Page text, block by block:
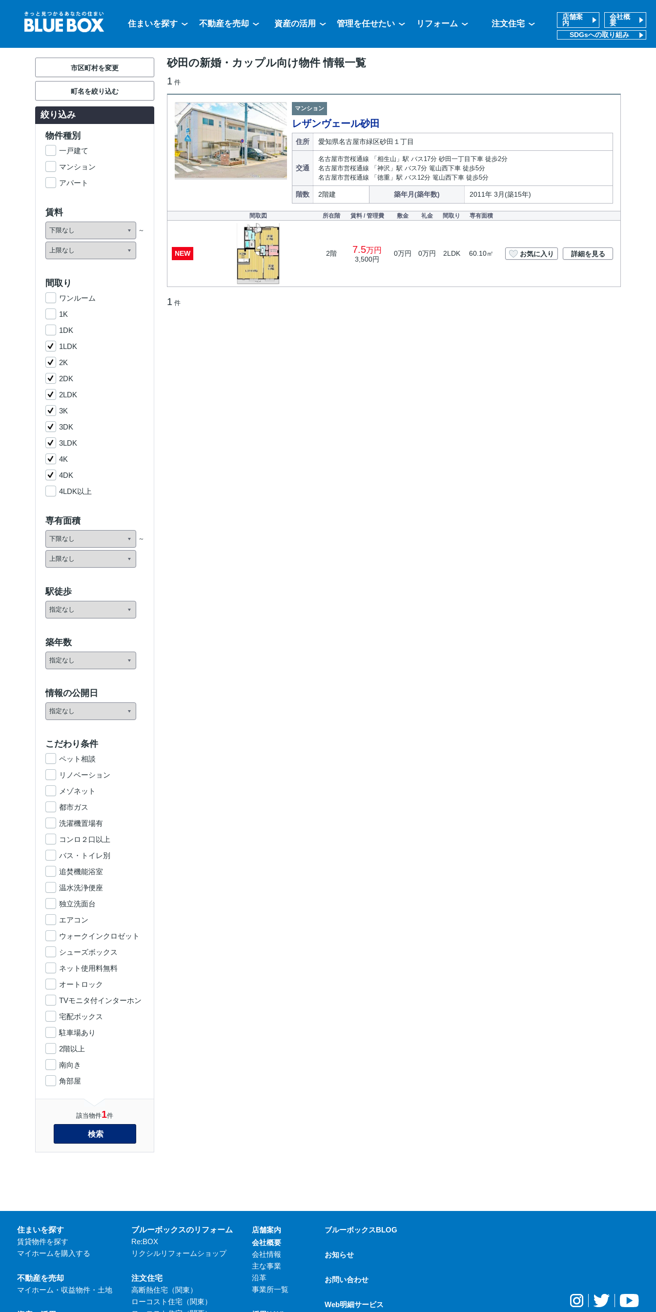
住まいを探す 不動産を売却 資産の活用 管理を任せたい リフォーム 注文住宅
店舗案
内
会社概
要
SDGsへの取り組み
砂田の新婚・カップル向け物件 情報一覧
1 件
マンション
レザンヴェール砂田
住所 愛知県名古屋市緑区砂田１丁目
交通
名古屋市営桜通線 「相生山」駅 バス17分 砂田一丁目下車 徒歩2分
名古屋市営桜通線 「神沢」駅 バス7分 篭山西下車 徒歩5分
名古屋市営桜通線 「徳重」駅 バス12分 篭山西下車 徒歩5分
階数 2階建 築年月(築年数) 2011年 3月(築15年)
間取図 所在階 賃料 / 管理費 敷金 礼金 間取り 専有面積
NEW 2階 7.5万円
3,500円
0万円 0万円 2LDK 60.10㎡ お気に入り 詳細を見る
1 件
市区町村を変更
町名を絞り込む
絞り込み
物件種別
一戸建て
マンション
アパート
賃料
間取り
ワンルーム
1K
1DK
1LDK
2K
2DK
2LDK
3K
3DK
3LDK
4K
4DK
4LDK以上
専有面積
駅徒歩
築年数
情報の公開日
こだわり条件
ペット相談
リノベーション
メゾネット
都市ガス
洗濯機置場有
コンロ２口以上
バス・トイレ別
追焚機能浴室
温水洗浄便座
独立洗面台
エアコン
ウォークインクロゼット
シューズボックス
ネット使用料無料
オートロック
TVモニタ付インターホン
宅配ボックス
駐車場あり
2階以上
南向き
角部屋
該当物件1件
検索
住まいを探す
賃貸物件を探す
マイホームを購入する
不動産を売却
マイホーム・収益物件・土地
ブルーボックスのリフォーム
Re:BOX
リクシルリフォームショップ
注文住宅
高断熱住宅（関東）
ローコスト住宅（関東）
店舗案内
会社概要
会社情報
主な事業
沿革
事業所一覧
ブルーボックスBLOG
お知らせ
お問い合わせ
Web明細サービス